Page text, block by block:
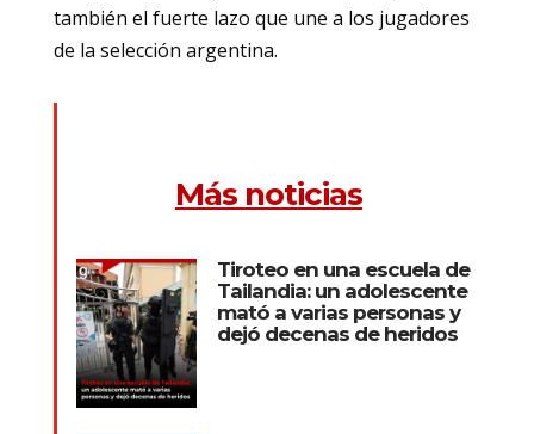
también el fuerte lazo que une a los jugadores
de la selección argentina.
Más noticias
Tiroteo en una escuela de
Tailandia: un adolescente
mató a varias personas y
dejó decenas de heridos